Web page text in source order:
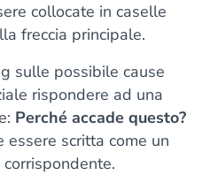
collocate in caselle
freccia principale.
sulle possibile cause
rispondere ad una
Perché accade questo?
scritta come un